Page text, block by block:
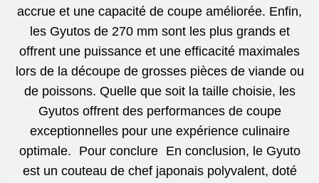
accrue et une capacité de coupe améliorée. Enfin,
les Gyutos de 270 mm sont les plus grands et
offrent une puissance et une efficacité maximales
lors de la découpe de grosses pièces de viande ou
de poissons. Quelle que soit la taille choisie, les
Gyutos offrent des performances de coupe
exceptionnelles pour une expérience culinaire
optimale. Pour conclure En conclusion, le Gyuto
est un couteau de chef japonais polyvalent, doté